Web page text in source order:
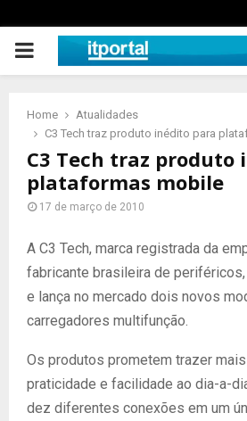
PRIMARY
Home
Atualidades
C3 Tech traz produto inédito para
C3 Tech traz produto
plataformas mobile
17 de março de 2010
A C3 Tech, marca registrada da
fabricante brasileira de
e lança no mercado dois novos
carregadores multifunção.
Os produtos prometem trazer
praticidade e facilidade ao dia-a-
dez diferentes conexões em um